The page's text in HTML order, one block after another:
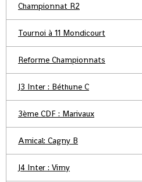
Championnat R2
Tournoi à 11 Mondicourt
Reforme Championnats
J3 Inter : Béthune C
3ème CDF : Marivaux
Amical: Cagny B
J4 Inter : Vimy